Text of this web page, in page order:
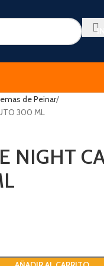
de Peinar
300 ML
NIGHT